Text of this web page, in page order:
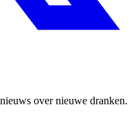
over nieuwe dranken.